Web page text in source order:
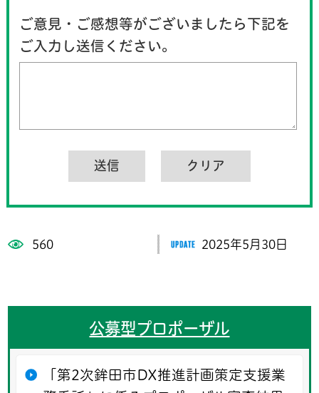
ご意見・ご感想等がございましたら下記を
ご入力し送信ください。
560 2025年5月30日
公募型プロポーザル
「第2次鉾田市DX推進計画策定支援業